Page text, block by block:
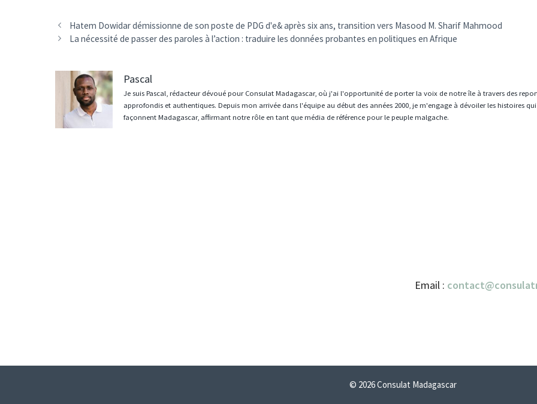
Navigation
des
Hatem Dowidar démissionne de son poste de PDG d'e& après six ans, transition vers Masood M. Sharif Mahmood
La nécessité de passer des paroles à l’action : traduire les données probantes en politiques en Afrique
Pascal
Je suis Pascal, rédacteur dévoué pour Consulat Madagascar, où j'ai l'opportunité de porter la voix de notre île à travers des
approfondis et authentiques. Depuis mon arrivée dans l'équipe au début des années 2000, je m'engage à dévoiler les histoires qui
façonnent Madagascar, affirmant notre rôle en tant que média de référence pour le peuple malgache.
Email :
© 2026 Consulat Madagascar